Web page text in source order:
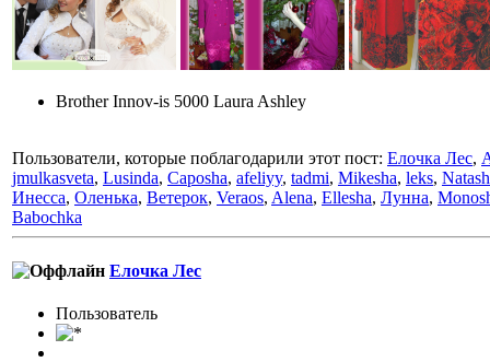
Brother Innov-is 5000 Laura Ashley
Пользователи, которые поблагодарили этот пост: Елочка Лес,
jmulkasveta, Lusinda, Caposha, afeliyy, tadmi, Mikesha, leks,
Инесса, Оленька, Ветерок, Veraos, Alena, Ellesha, Лунна,
Babochka
Елочка Лес
Пользоватeль